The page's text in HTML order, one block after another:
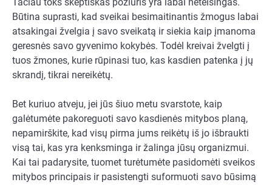
Būtina suprasti, kad sveikai besimaitinantis žmogus labai
atsakingai žvelgia į savo sveikatą ir siekia kaip įmanoma
geresnės savo gyvenimo kokybės. Todėl kreivai žvelgti į
tuos žmones, kurie rūpinasi tuo, kas kasdien patenka į jų
skrandį, tikrai nereikėtų.
Bet kuriuo atveju, jei jūs šiuo metu svarstote, kaip
galėtumėte pakoreguoti savo kasdienės mitybos planą,
nepamirškite, kad visų pirma jums reikėtų iš jo išbraukti
visą tai, kas yra kenksminga ir žalinga jūsų organizmui.
Kai tai padarysite, tuomet turėtumėte pasidomėti sveikos
mitybos principais ir pasistengti suformuoti savo būsimą